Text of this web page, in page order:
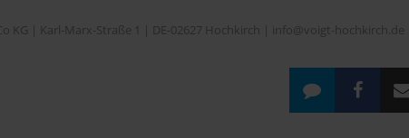
KG | Karl-Marx-Straße 1 | DE-02627 Hochkirch | info@voigt-hochkirch.de |